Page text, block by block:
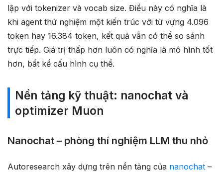
lập với tokenizer và vocab size. Điều này có nghĩa là
khi agent thử nghiệm một kiến trúc với từ vựng 4.096
token hay 16.384 token, kết quả vẫn có thể so sánh
trực tiếp. Giá trị thấp hơn luôn có nghĩa là mô hình tốt
hơn, bất kể cấu hình cụ thể.
Nền tảng kỹ thuật: nanochat và
optimizer Muon
Nanochat – phòng thí nghiệm LLM thu nhỏ
Autoresearch xây dựng trên nền tảng của nanochat –